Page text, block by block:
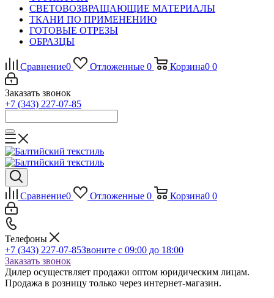
СВЕТОВОЗВРАЩАЮЩИЕ МАТЕРИАЛЫ
ТКАНИ ПО ПРИМЕНЕНИЮ
ГОТОВЫЕ ОТРЕЗЫ
ОБРАЗЦЫ
Сравнение0 Отложенные 0 Корзина0 0
Заказать звонок
+7 (343) 227-07-85
Сравнение0 Отложенные 0 Корзина0 0
Телефоны
+7 (343) 227-07-85Звоните с 09:00 до 18:00
Заказать звонок
Дилер осуществляет продажи оптом юридическим лицам.
Продажа в розницу только через интернет-магазин.